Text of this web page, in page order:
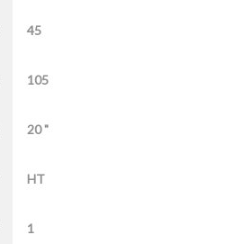
45
105
20 "
HT
1